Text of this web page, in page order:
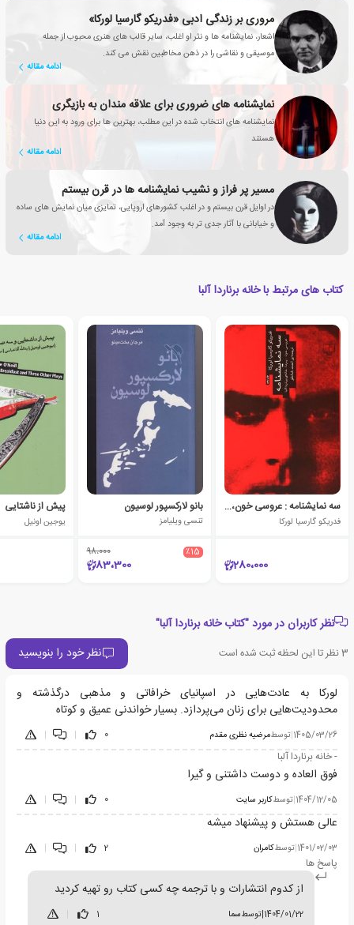
مروری بر زندگی ادبی «فدریکو گارسیا لورکا»
اشعار، نمایشنامه ها و نثر او اغلب، سایر قالب های هنری محبوب از جمله
موسیقی و نقاشی را در ذهن مخاطبین نقش می کند.
ادامه مقاله
نمایشنامه های ضروری برای علاقه مندان به بازیگری
نمایشنامه های انتخاب شده در این مطلب، بهترین ها برای ورود به این دنیا
هستند
ادامه مقاله
مسیر پر فراز و نشیب نمایشنامه ها در قرن بیستم
در اوایل قرن بیستم و در اغلب کشورهای اروپایی، تمایزی میان نمایش های ساده
و خیابانی با آثار جدی تر به وجود آمد.
ادامه مقاله
کتاب های مرتبط با خانه برناردا آلبا
سه نمایشنامه : عروسی خون،یرما،خانه ی برناردا آلبا
فدریکو گارسیا لورکا
280،000
بانو لارکسپور لوسیون
تنسی ویلیامز
٪15 98،000
83،300
پیش از ناشتایی
یوجین اونیل
نظر کاربران در مورد "کتاب خانه برناردا آلبا"
3نظر تا این لحظه ثبت شده است نظر خود را بنویسید
لورکا به عادت‌هایی در اسپانیای خرافاتی و مذهبی درگذشته و
محدودیت‌هایی برای زنان می‌پردازد. بسیار خواندنی عمیق و کوتاه
1405/03/26
|توسطمرضیه نظری مقدم 0
|
|
- خانه برناردا آلبا
فوق العاده و دوست داشتنی و گیرا
1404/12/05
|توسطکاربر سایت 0
|
|
عالی هستش و پیشنهاد میشه
1401/02/03 توسطکامران 2
پاسخ ها
از کدوم انتشارات و با ترجمه چه کسی کتاب رو تهیه کردید
1404/01/22
|توسطسما 1